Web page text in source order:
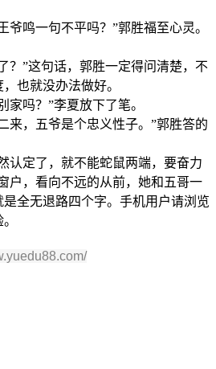
爷鸣一句不平吗？”郭胜福至心灵。
”这句话，郭胜一定得问清楚，不
也就没办法做好。
家吗？”李夏放下了笔。
来，五爷是个忠义性子。”郭胜答的
认定了，就不能蛇鼠两端，要奋力
户，看向不远的从前，她和五哥一
全无退路四个字。手机用户请浏览